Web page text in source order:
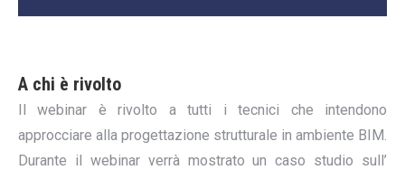
A chi è rivolto
Il webinar è rivolto a tutti i tecnici che intendono
approcciare alla progettazione strutturale in ambiente BIM.
Durante il webinar verrà mostrato un caso studio sull’